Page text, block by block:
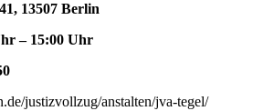
13507 Berlin
– 15:00 Uhr
justizvollzug/anstalten/jva-tegel/